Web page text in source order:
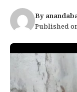
By
Published